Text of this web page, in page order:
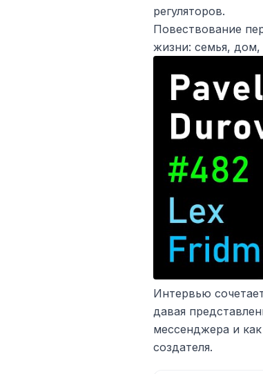
регуляторов.
Повествование
жизни: семья, дом,
Интервью
давая
мессенджера и
создателя.